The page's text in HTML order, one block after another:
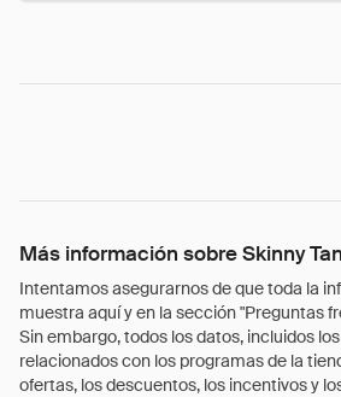
Más información sobre Skinny Tan
Intentamos asegurarnos de que toda la
muestra aquí y en la sección "Preguntas
Sin embargo, todos los datos, incluidos
relacionados con los programas de la
ofertas, los descuentos, los incentivos y